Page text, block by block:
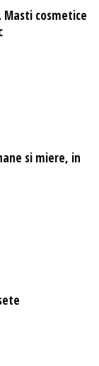
cosmetice
si miere, in